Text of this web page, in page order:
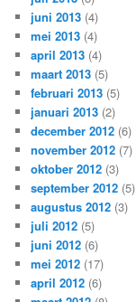
juni 2013 (4)
mei 2013 (4)
april 2013 (4)
maart 2013 (5)
februari 2013 (5)
januari 2013 (2)
december 2012 (6)
november 2012 (7)
oktober 2012 (3)
september 2012 (5)
augustus 2012 (3)
juli 2012 (5)
juni 2012 (6)
mei 2012 (17)
april 2012 (6)